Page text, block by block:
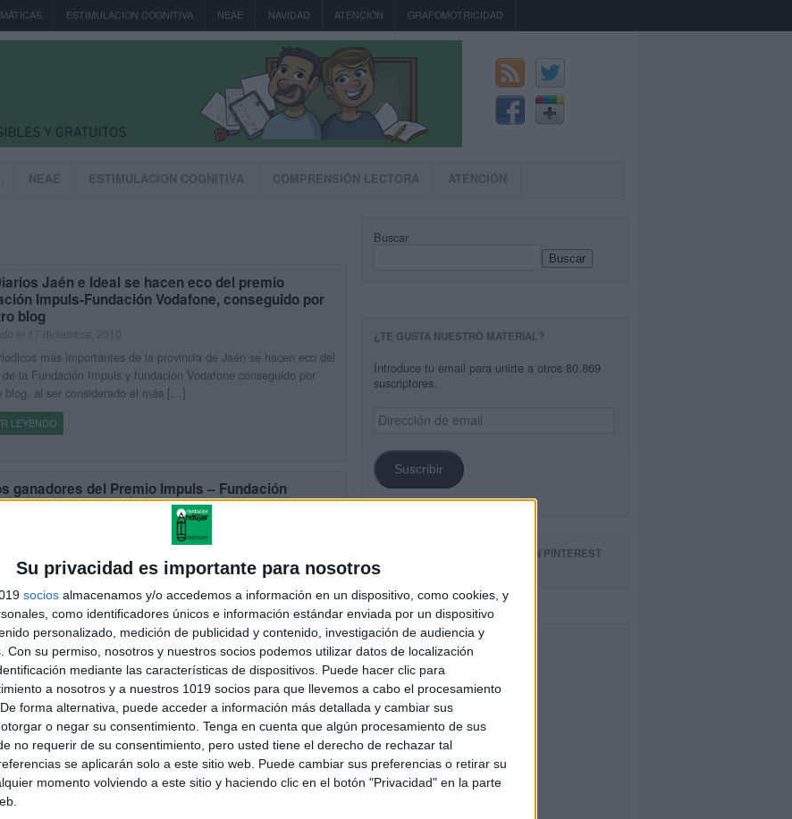
Su privacidad es importante para nosotros
socios almacenamos y/o accedemos a información en un dispositivo, como cookies, y
como identificadores únicos e información estándar enviada por un dispositivo
personalizado, medición de publicidad y contenido, investigación de audiencia y
Con su permiso, nosotros y nuestros socios podemos utilizar datos de localización
mediante las características de dispositivos. Puede hacer clic para
a nosotros y a nuestros 1019 socios para que llevemos a cabo el procesamiento
forma alternativa, puede acceder a información más detallada y cambiar sus
o negar su consentimiento. Tenga en cuenta que algún procesamiento de sus
no requerir de su consentimiento, pero usted tiene el derecho de rechazar tal
se aplicarán solo a este sitio web. Puede cambiar sus preferencias o retirar su
momento volviendo a este sitio y haciendo clic en el botón "Privacidad" en la parte
ESTIMULACION COGNITIVA NEAE NAVIDAD ATENCIÓN GRAFOMOTRICIDAD
NEAE ESTIMULACION COGNITIVA COMPRENSIÓN LECTORA ATENCIÓN
Jaén e Ideal se hacen eco del premio
Impuls-Fundación Vodafone, conseguido por
blog
más importantes de la provincia de Jaén se hacen eco del
la Fundación Impuls y fundación Vodafone conseguido por
blog, al ser considerado el más […]
LEYENDO
ganadores del Premio Impuls – Fundación
Proyecto más imnovador
salido la noticia en el portal de la Fundación Impuls.El blog
ha sido galardonado con el Premio Impuls –
Vodafone al Proyecto más Imnovador de los […]
LEYENDO
TIC e INNOVACIÓN EDUCATIVA; Fundación
Nos vemos en Barcelona 2 de Diciembre
el 24 noviembre, 2010
que viene 2 de diciembre estaremos por Barcelona, os
a conocernos y a desvirtualizarnos en: El acto de entrega del V
TIC de Fundación Impuls Un […]
LEYENDO
Buscar
Buscar
¿TE GUSTA NUESTRO MATERIAL?
Introduce tu email para unirte a otros 80.869
suscriptores.
Dirección
de
Suscribir
SIGUE NUESTROS TABLEROS EN PINTEREST